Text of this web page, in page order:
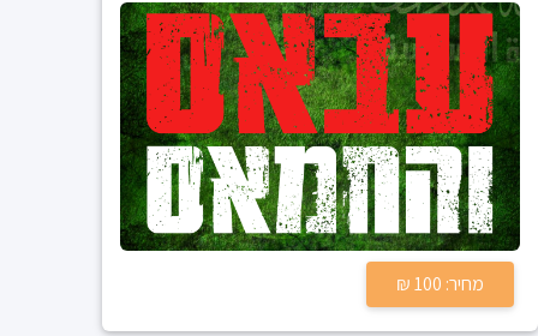
מחיר: 100 ₪